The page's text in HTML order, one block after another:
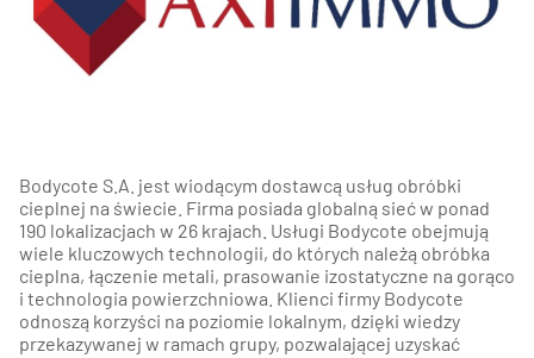
Bodycote S.A. jest wiodącym dostawcą usług obróbki
cieplnej na świecie. Firma posiada globalną sieć w ponad
190 lokalizacjach w 26 krajach. Usługi Bodycote obejmują
wiele kluczowych technologii, do których należą obróbka
cieplna, łączenie metali, prasowanie izostatyczne na gorąco
i technologia powierzchniowa. Klienci firmy Bodycote
odnoszą korzyści na poziomie lokalnym, dzięki wiedzy
przekazywanej w ramach grupy, pozwalającej uzyskać